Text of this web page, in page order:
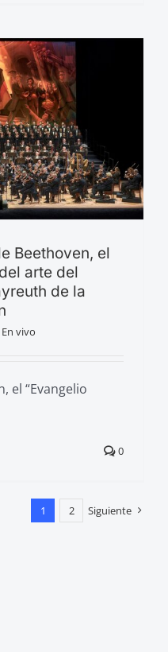
Beethoven, el
arte del
de la
En vivo
el “Evangelio
0
1 2 Siguiente